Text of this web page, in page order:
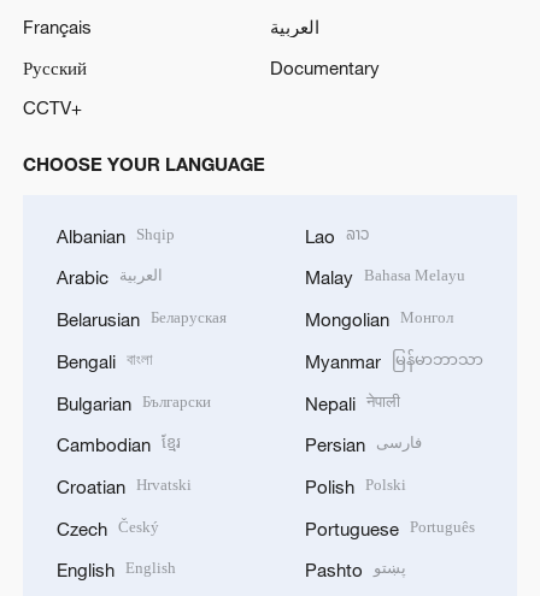
Français
العربية
Русский
Documentary
CCTV+
CHOOSE YOUR LANGUAGE
Albanian Shqip
Arabic العربية
Belarusian Беларуская
Bengali বাংলা
Bulgarian Български
Cambodian ខ្មែរ
Croatian Hrvatski
Czech Český
English English
Lao ລາວ
Malay Bahasa Melayu
Mongolian Монгол
Myanmar မြန်မာဘာသာ
Nepali नेपाली
Persian فارسی
Polish Polski
Portuguese Português
Pashto پښتو